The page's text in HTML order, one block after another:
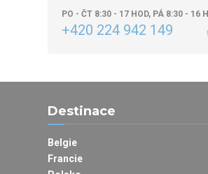
PO - ČT 8:30 - 17 HOD, PÁ 8:30 - 16
+420 224 942 149
Destinace
Belgie
Francie